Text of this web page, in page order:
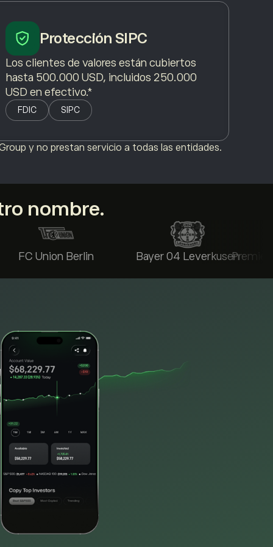
Protección SIPC
Los clientes de valores están cubiertos
hasta 500.000 USD, incluidos 250.000
USD en efectivo.*
FDIC SIPC
y no prestan servicio a todas las entidades.
nombre.
FC Union Berlin Bayer 04 Leverkusen